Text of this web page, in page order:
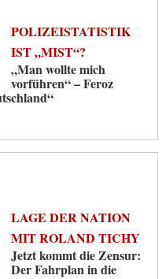
POLIZEISTATISTIK
IST „MIST“?
„Man wollte mich
vorführen“ – Feroz
LAGE DER NATION
MIT ROLAND TICHY
Jetzt kommt die Zensur:
Der Fahrplan in die